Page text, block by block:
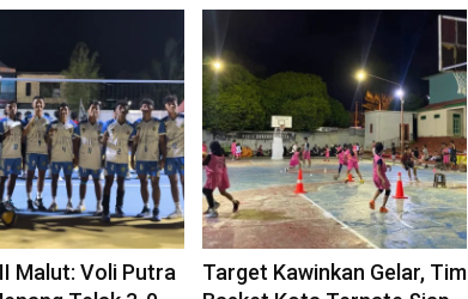
Malut: Voli Putra
Target Kawinkan Gelar, Tim